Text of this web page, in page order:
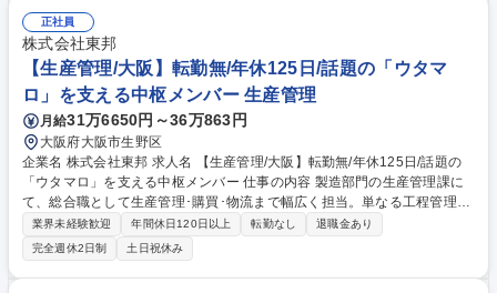
正社員
株式会社東邦
【生産管理/大阪】転勤無/年休125日/話題の「ウタマ
ロ」を支える中枢メンバー 生産管理
月給31万6650円～36万863円
大阪府大阪市生野区
企業名 株式会社東邦 求人名 【生産管理/大阪】転勤無/年休125日/話題の
「ウタマロ」を支える中枢メンバー 仕事の内容 製造部門の生産管理課に
て、総合職として生産管理･購買･物流まで幅広く担当。単なる工程管理に
留まらず、原料調達から製品がお客様に届くまでのフローを一気通貫でコ
ントロールしブランドの安定供給を支えます。 生産管理部門は生産管理、
購買、物流が主な業務となります。 ■原価管理、工程管理、購買管理 ■月
次生産計画の立案 ■物流のコントロール、在庫最適化 「みんなで良いモノ
業界未経験歓迎 年間休日120日以上 転勤なし
退職金あり
完全週休2日制
土日祝休み